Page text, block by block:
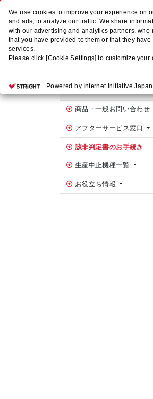
サイドバー
お問い合わせ
商品・一般お問い合わせ
アフターサービス窓口
該非判定書のお手続き
生産中止機種一覧
お役立ち情報
We use cookies to improve your experience on
and ads, to analyze our traffic. We share
with our advertising and analytics partners, who
that you have provided to them or that they
services.
Please click [Cookie Settings] to customize
Powered by Internet Initiative